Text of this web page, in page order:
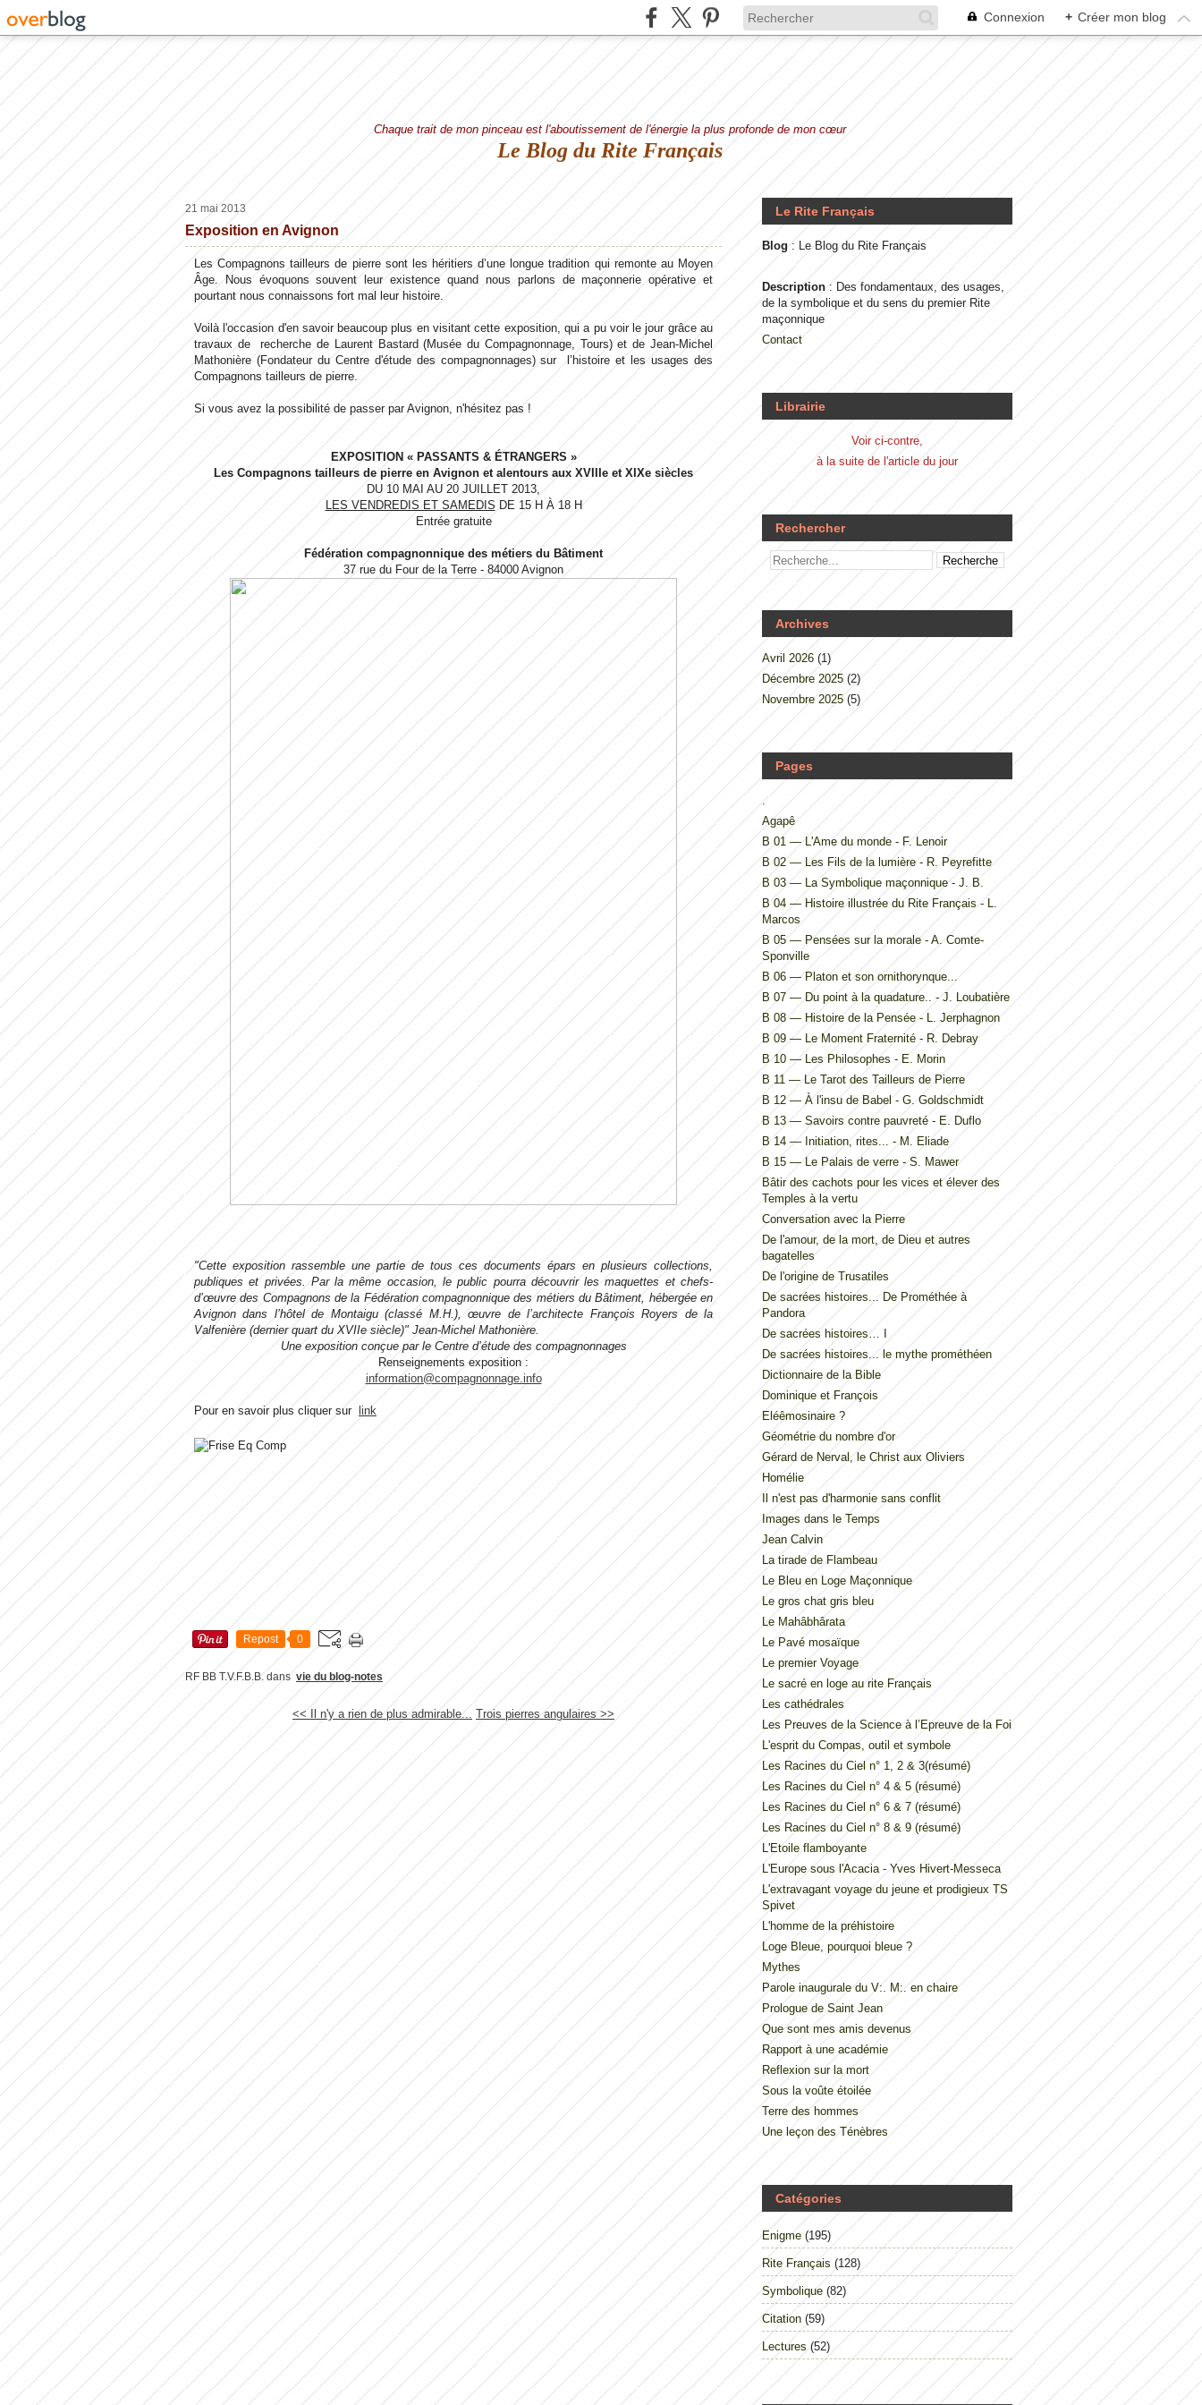
Connexion + Créer mon blog
Chaque trait de mon pinceau est l'aboutissement de l'énergie la plus profonde de mon cœur
Le Blog du Rite Français
21 mai 2013
Exposition en Avignon
Les Compagnons tailleurs de pierre sont les héritiers d’une longue tradition qui remonte au Moyen
Âge. Nous évoquons souvent leur existence quand nous parlons de maçonnerie opérative et
pourtant nous connaissons fort mal leur histoire.
Voilà l'occasion d'en savoir beaucoup plus en visitant cette exposition, qui a pu voir le jour grâce au
travaux de recherche de Laurent Bastard (Musée du Compagnonnage, Tours) et de Jean-Michel
Mathonière (Fondateur du Centre d'étude des compagnonnages) sur l’histoire et les usages des
Compagnons tailleurs de pierre.
Si vous avez la possibilité de passer par Avignon, n'hésitez pas !
EXPOSITION « PASSANTS & ÉTRANGERS »
Les Compagnons tailleurs de pierre en Avignon et alentours aux XVIIIe et XIXe siècles
DU 10 MAI AU 20 JUILLET 2013,
LES VENDREDIS ET SAMEDIS DE 15 H À 18 H
Entrée gratuite
Fédération compagnonnique des métiers du Bâtiment
37 rue du Four de la Terre - 84000 Avignon
"Cette exposition rassemble une partie de tous ces documents épars en plusieurs collections,
publiques et privées. Par la même occasion, le public pourra découvrir les maquettes et chefs-
d’œuvre des Compagnons de la Fédération compagnonnique des métiers du Bâtiment, hébergée en
Avignon dans l’hôtel de Montaigu (classé M.H.), œuvre de l’architecte François Royers de la
Valfenière (dernier quart du XVIIe siècle)" Jean-Michel Mathonière.
Une exposition conçue par le Centre d’étude des compagnonnages
Renseignements exposition :
information@compagnonnage.info
Pour en savoir plus cliquer sur link
Repost 0
RF BB T.V.F.B.B. dans vie du blog-notes
<< Il n'y a rien de plus admirable... Trois pierres angulaires >>
Le Rite Français
Blog : Le Blog du Rite Français
Description : Des fondamentaux, des usages,
de la symbolique et du sens du premier Rite
maçonnique
Contact
Librairie
Voir ci-contre,
à la suite de l'article du jour
Rechercher
Archives
Avril 2026 (1)
Décembre 2025 (2)
Novembre 2025 (5)
Pages
.
Agapê
B 01 — L'Ame du monde - F. Lenoir
B 02 — Les Fils de la lumière - R. Peyrefitte
B 03 — La Symbolique maçonnique - J. B.
B 04 — Histoire illustrée du Rite Français - L.
Marcos
B 05 — Pensées sur la morale - A. Comte-
Sponville
B 06 — Platon et son ornithorynque...
B 07 — Du point à la quadature.. - J. Loubatière
B 08 — Histoire de la Pensée - L. Jerphagnon
B 09 — Le Moment Fraternité - R. Debray
B 10 — Les Philosophes - E. Morin
B 11 — Le Tarot des Tailleurs de Pierre
B 12 — À l'insu de Babel - G. Goldschmidt
B 13 — Savoirs contre pauvreté - E. Duflo
B 14 — Initiation, rites... - M. Eliade
B 15 — Le Palais de verre - S. Mawer
Bâtir des cachots pour les vices et élever des
Temples à la vertu
Conversation avec la Pierre
De l'amour, de la mort, de Dieu et autres
bagatelles
De l'origine de Trusatiles
De sacrées histoires... De Prométhée à
Pandora
De sacrées histoires… I
De sacrées histoires... le mythe prométhéen
Dictionnaire de la Bible
Dominique et François
Eléêmosinaire ?
Géométrie du nombre d'or
Gérard de Nerval, le Christ aux Oliviers
Homélie
Il n'est pas d'harmonie sans conflit
Images dans le Temps
Jean Calvin
La tirade de Flambeau
Le Bleu en Loge Maçonnique
Le gros chat gris bleu
Le Mahâbhârata
Le Pavé mosaïque
Le premier Voyage
Le sacré en loge au rite Français
Les cathédrales
Les Preuves de la Science à l’Epreuve de la Foi
L'esprit du Compas, outil et symbole
Les Racines du Ciel n° 1, 2 & 3(résumé)
Les Racines du Ciel n° 4 & 5 (résumé)
Les Racines du Ciel n° 6 & 7 (résumé)
Les Racines du Ciel n° 8 & 9 (résumé)
L'Etoile flamboyante
L'Europe sous l'Acacia - Yves Hivert-Messeca
L'extravagant voyage du jeune et prodigieux TS
Spivet
L'homme de la préhistoire
Loge Bleue, pourquoi bleue ?
Mythes
Parole inaugurale du V:. M:. en chaire
Prologue de Saint Jean
Que sont mes amis devenus
Rapport à une académie
Reflexion sur la mort
Sous la voûte étoilée
Terre des hommes
Une leçon des Ténèbres
Catégories
Enigme (195)
Rite Français (128)
Symbolique (82)
Citation (59)
Lectures (52)